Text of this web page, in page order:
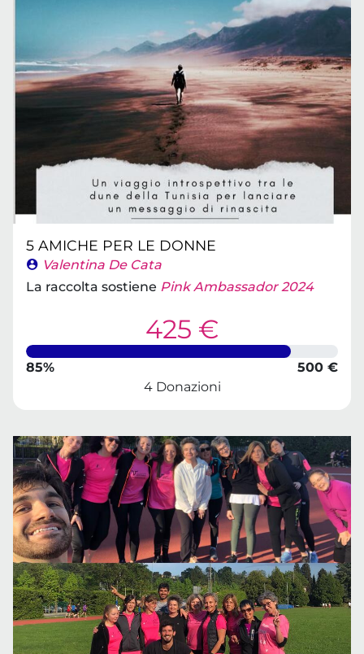
5 AMICHE PER LE DONNE
Valentina De Cata
La raccolta sostiene Pink Ambassador 2024
425 €
85%
500 €
4 Donazioni